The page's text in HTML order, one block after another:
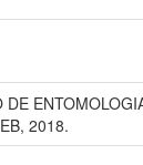
DE
2018.